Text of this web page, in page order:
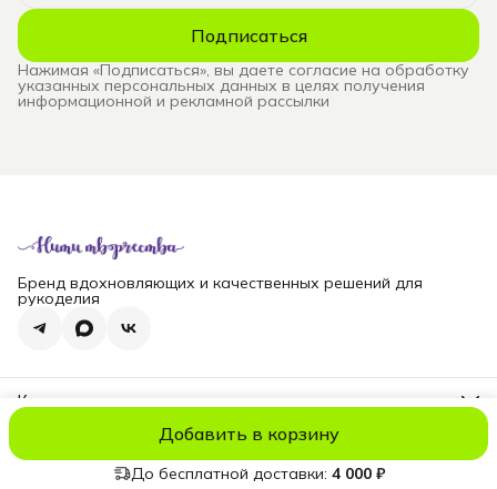
Добавить в корзину
До бесплатной доставки: 4 000 ₽
Подписаться
Нажимая «Подписаться», вы даете согласие на обработку
указанных персональных данных в целях получения
информационной и рекламной рассылки
Бренд вдохновляющих и качественных решений для
рукоделия
Контакты
Эл. почта
nititv@yandex.ru
© niti_liveОплатаДоставкаПравила возвратаРеквизиты